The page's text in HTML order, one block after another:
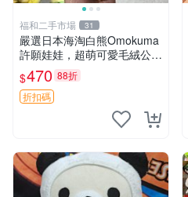
福和二手市場 31
嚴選日本海淘白熊Omokuma
許願娃娃，超萌可愛毛絨公仔
推薦收藏 白熊 Omokuma 毛
絨玩具 偽裝娃娃 玩具擺飾
$470 88折
折扣碼